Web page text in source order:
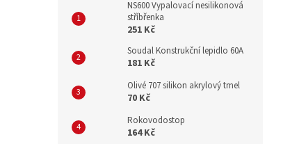
NS600 Vypalovací nesilikonová
stříbřenka
251 Kč
Soudal Konstrukční lepidlo 60A
181 Kč
Olivé 707 silikon akrylový tmel
70 Kč
Rokovodostop
164 Kč